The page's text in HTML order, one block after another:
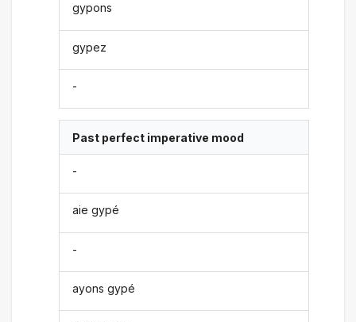
gypons
gypez
-
Past perfect imperative mood
-
aie gypé
-
ayons gypé